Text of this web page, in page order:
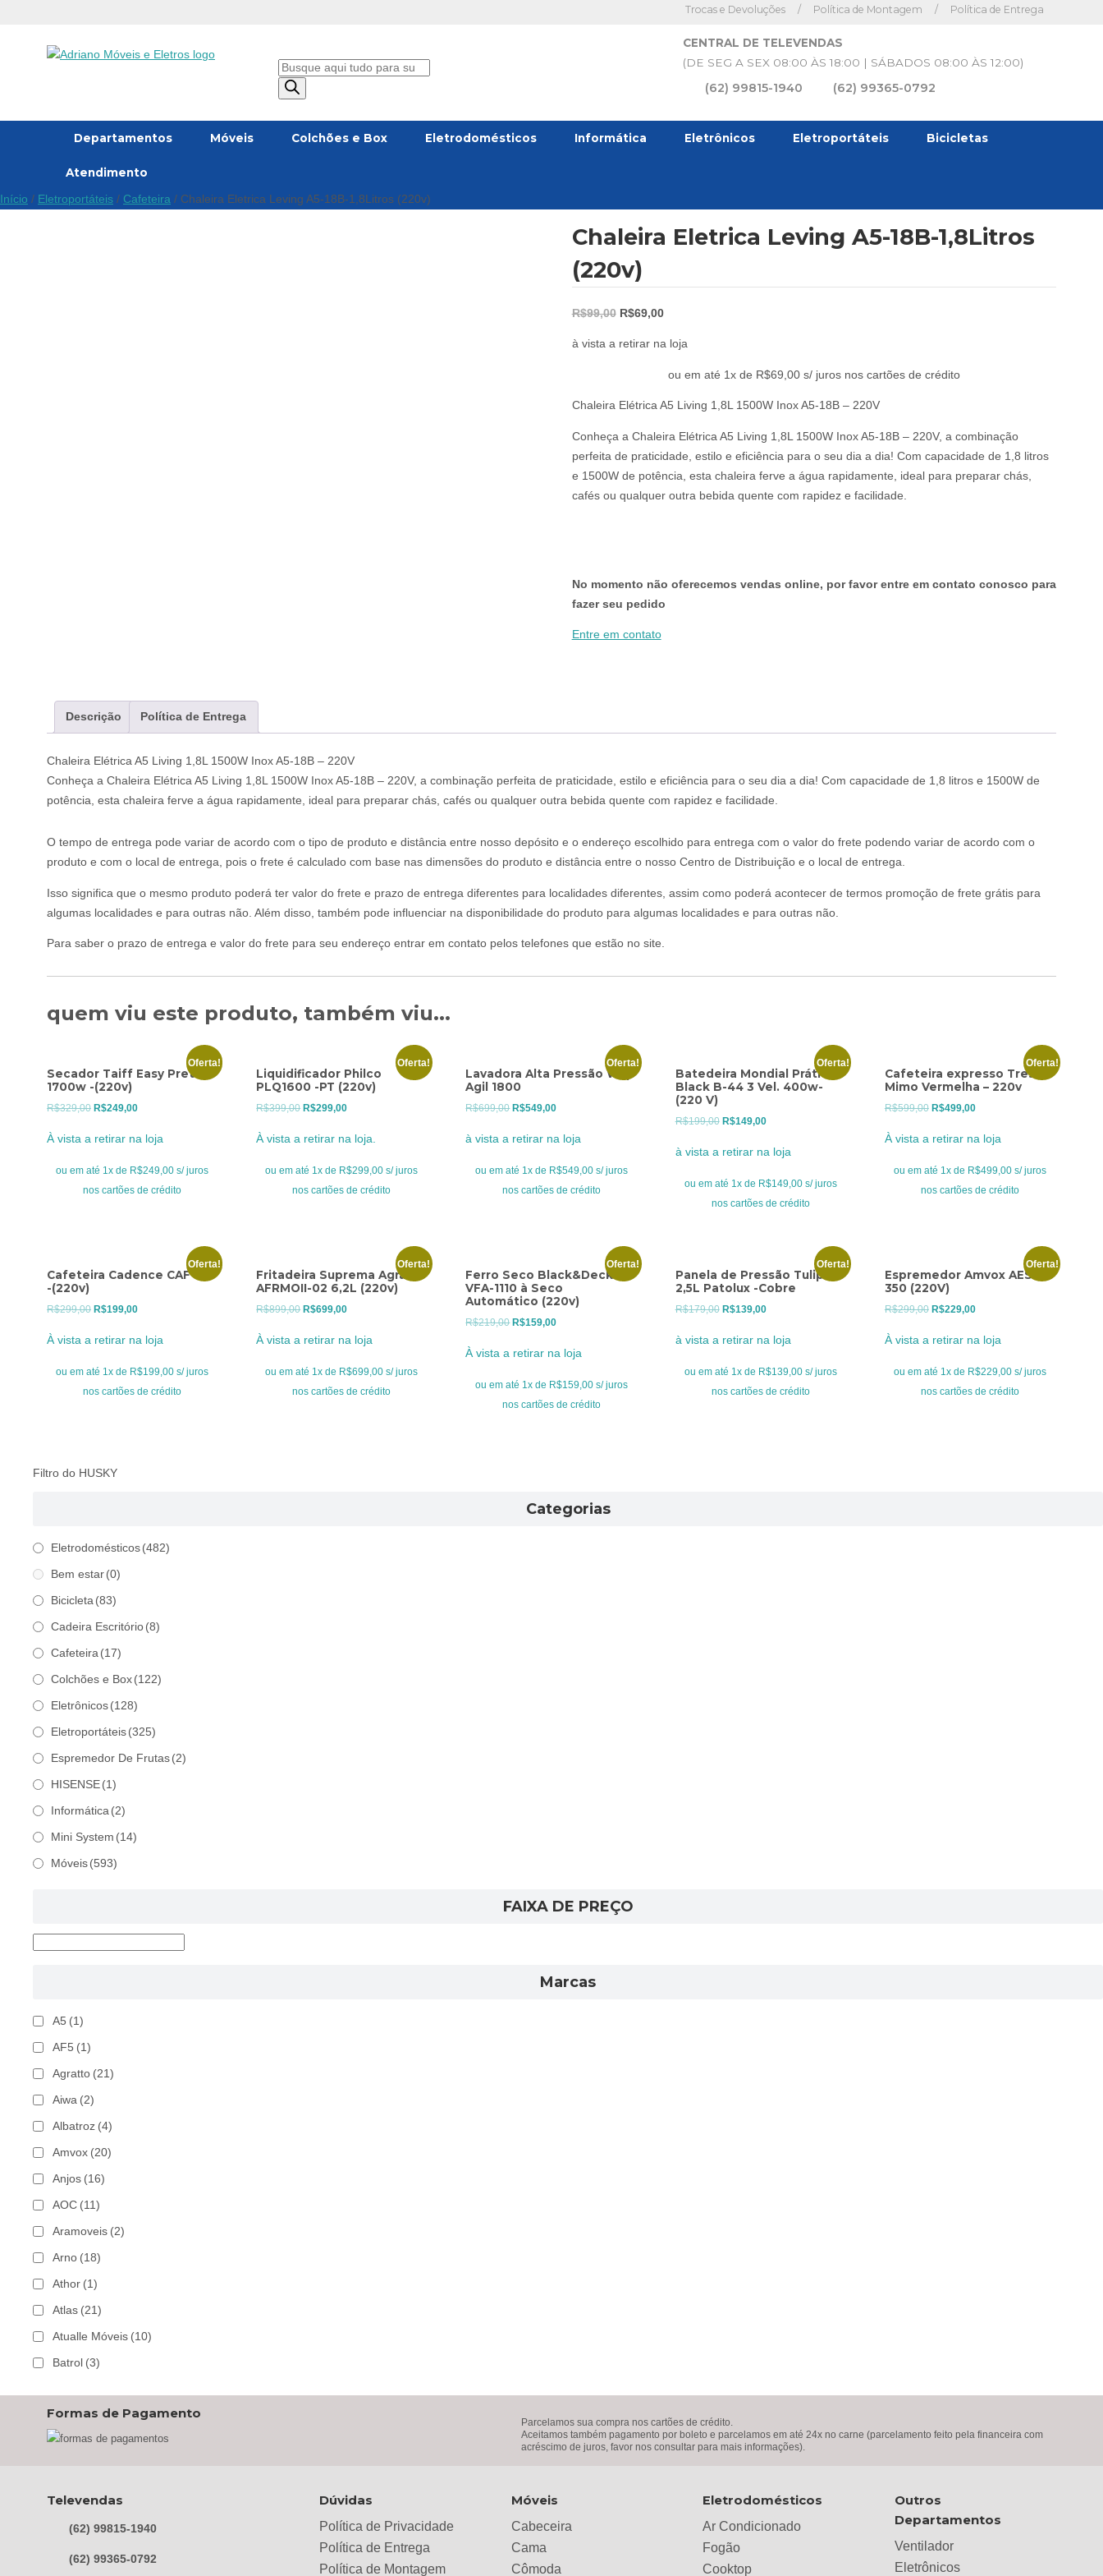
Política de Entrega
/
Política de Montagem
/
Trocas e Devoluções
CENTRAL DE TELEVENDAS
(DE SEG A SEX 08:00 ÀS 18:00 | SÁBADOS 08:00 ÀS 12:00)
(62) 99815-1940 (62) 99365-0792
Pesquisar
produtos
Departamentos Móveis Colchões e Box Eletrodomésticos Informática Eletrônicos Eletroportáteis Bicicletas
Atendimento
Início / Eletroportáteis / Cafeteira / Chaleira Eletrica Leving A5-18B-1,8Litros (220v)
Chaleira Eletrica Leving A5-18B-1,8Litros
(220v)
R$99,00 O
original
R$69,00O
atual
é:
à vista a retirar na loja
ou em até 1x de R$69,00 s/ juros nos cartões de crédito
Chaleira Elétrica A5 Living 1,8L 1500W Inox A5-18B – 220V
Conheça a Chaleira Elétrica A5 Living 1,8L 1500W Inox A5-18B – 220V, a combinação
perfeita de praticidade, estilo e eficiência para o seu dia a dia! Com capacidade de 1,8 litros
e 1500W de potência, esta chaleira ferve a água rapidamente, ideal para preparar chás,
cafés ou qualquer outra bebida quente com rapidez e facilidade.
No momento não oferecemos vendas online, por favor entre em contato conosco para
fazer seu pedido
Entre em contato
Descrição Política de Entrega
Chaleira Elétrica A5 Living 1,8L 1500W Inox A5-18B – 220V
Conheça a Chaleira Elétrica A5 Living 1,8L 1500W Inox A5-18B – 220V, a combinação perfeita de praticidade, estilo e eficiência para o seu dia a dia! Com capacidade de 1,8 litros e 1500W de
potência, esta chaleira ferve a água rapidamente, ideal para preparar chás, cafés ou qualquer outra bebida quente com rapidez e facilidade.
O tempo de entrega pode variar de acordo com o tipo de produto e distância entre nosso depósito e o endereço escolhido para entrega com o valor do frete podendo variar de acordo com o
produto e com o local de entrega, pois o frete é calculado com base nas dimensões do produto e distância entre o nosso Centro de Distribuição e o local de entrega.
Isso significa que o mesmo produto poderá ter valor do frete e prazo de entrega diferentes para localidades diferentes, assim como poderá acontecer de termos promoção de frete grátis para
algumas localidades e para outras não. Além disso, também pode influenciar na disponibilidade do produto para algumas localidades e para outras não.
Para saber o prazo de entrega e valor do frete para seu endereço entrar em contato pelos telefones que estão no site.
quem viu este produto, também viu...
Oferta!
Secador Taiff Easy Preto
1700w -(220v)
R$329,00 O
era:
R$329,00.
R$249,00O
atual
é:
R$249,00.
À vista a retirar na loja
ou em até 1x de R$249,00 s/ juros
nos cartões de crédito
Oferta!
Liquidificador Philco
PLQ1600 -PT (220v)
R$399,00 O
era:
R$399,00.
R$299,00O
atual
é:
R$299,00.
À vista a retirar na loja.
ou em até 1x de R$299,00 s/ juros
nos cartões de crédito
Oferta!
Lavadora Alta Pressão Wap
Agil 1800
R$699,00O
era:
R$699,00.
R$549,00O
atual
é:
R$549,00.
à vista a retirar na loja
ou em até 1x de R$549,00 s/ juros
nos cartões de crédito
Oferta!
Batedeira Mondial Prática
Black B-44 3 Vel. 400w-
(220 V)
R$199,00 O
era:
R$199,00.
R$149,00O
atual
é:
R$149,00.
à vista a retirar na loja
ou em até 1x de R$149,00 s/ juros
nos cartões de crédito
Oferta!
Cafeteira expresso Tres
Mimo Vermelha – 220v
R$599,00 O
era:
R$599,00.
R$499,00O
atual
é:
R$499,00.
À vista a retirar na loja
ou em até 1x de R$499,00 s/ juros
nos cartões de crédito
Oferta!
Cafeteira Cadence CAF 610
-(220v)
R$299,00 O
era:
R$299,00.
R$199,00O
atual
é:
R$199,00.
À vista a retirar na loja
ou em até 1x de R$199,00 s/ juros
nos cartões de crédito
Oferta!
Fritadeira Suprema Agratto
AFRMOII-02 6,2L (220v)
R$899,00 O
era:
R$899,00.
R$699,00O
atual
é:
R$699,00.
À vista a retirar na loja
ou em até 1x de R$699,00 s/ juros
nos cartões de crédito
Oferta!
Ferro Seco Black&Decker
VFA-1110 à Seco
Automático (220v)
R$219,00O
era:
R$219,00.
R$159,00O
atual
é:
R$159,00.
À vista a retirar na loja
ou em até 1x de R$159,00 s/ juros
nos cartões de crédito
Oferta!
Panela de Pressão Tulipa
2,5L Patolux -Cobre
R$179,00 O
era:
R$179,00.
R$139,00O
atual
é:
R$139,00.
à vista a retirar na loja
ou em até 1x de R$139,00 s/ juros
nos cartões de crédito
Oferta!
Espremedor Amvox AES
350 (220V)
R$299,00 O
era:
R$299,00.
R$229,00O
atual
é:
R$229,00.
À vista a retirar na loja
ou em até 1x de R$229,00 s/ juros
nos cartões de crédito
Filtro do HUSKY
Categorias
Eletrodomésticos (482)
Bem estar (0)
Bicicleta (83)
Cadeira Escritório (8)
Cafeteira (17)
Colchões e Box (122)
Eletrônicos (128)
Eletroportáteis (325)
Espremedor De Frutas (2)
HISENSE (1)
Informática (2)
Mini System (14)
Móveis (593)
FAIXA DE PREÇO
Marcas
A5 (1)
AF5 (1)
Agratto (21)
Aiwa (2)
Albatroz (4)
Amvox (20)
Anjos (16)
AOC (11)
Aramoveis (2)
Arno (18)
Athor (1)
Atlas (21)
Atualle Móveis (10)
Batrol (3)
Belaflex (1)
Bem Estar Clima (2)
Benetil (18)
Formas de Pagamento
Parcelamos sua compra nos cartões de crédito.
Aceitamos também pagamento por boleto e parcelamos em até 24x no carne (parcelamento feito pela financeira com
acréscimo de juros, favor nos consultar para mais informações).
Televendas
(62) 99815-1940
(62) 99365-0792
Dúvidas
Política de Privacidade
Política de Entrega
Política de Montagem
Móveis
Cabeceira
Cama
Cômoda
Eletrodomésticos
Ar Condicionado
Fogão
Cooktop
Outros
Departamentos
Ventilador
Eletrônicos